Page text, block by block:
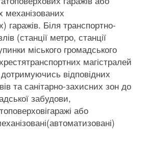
механізованих
гаражів. Біля транспортно-
(станції метро, станції
міського громадського
магістралей
відповідних
та санітарно-захисних зон до
забудови,
або